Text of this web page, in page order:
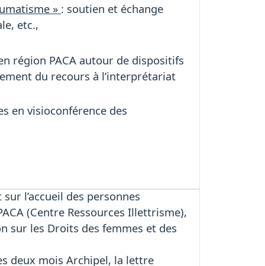
» : soutien et échange
etc.,
région PACA autour de dispositifs
du recours à l’interprétariat
en visioconférence des
l’accueil des personnes
(Centre Ressources Illettrisme),
sur les Droits des femmes et des
deux mois Archipel, la lettre